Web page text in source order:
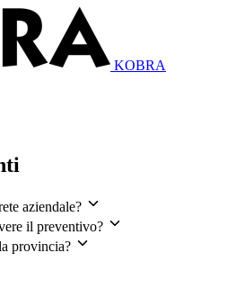
KOBRA
aziendale?
il preventivo?
provincia?